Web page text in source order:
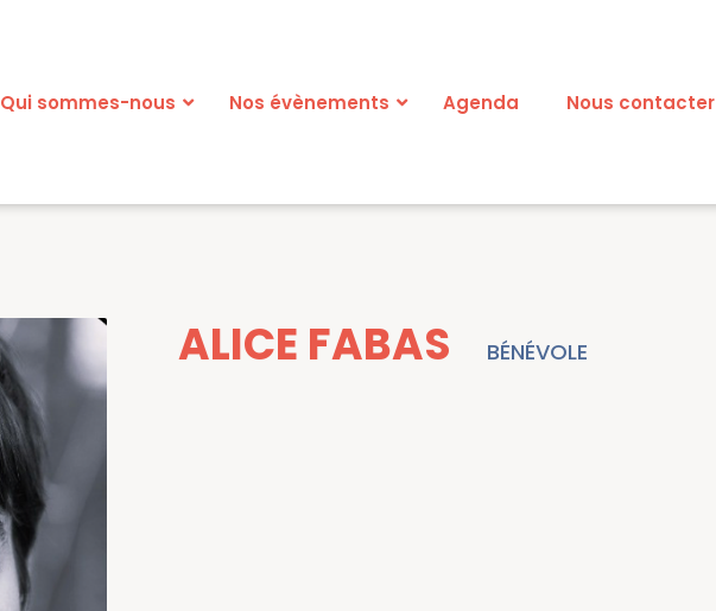
Qui sommes-nous Nos évènements Agenda Nous contacter
ALICE FABAS BÉNÉVOLE